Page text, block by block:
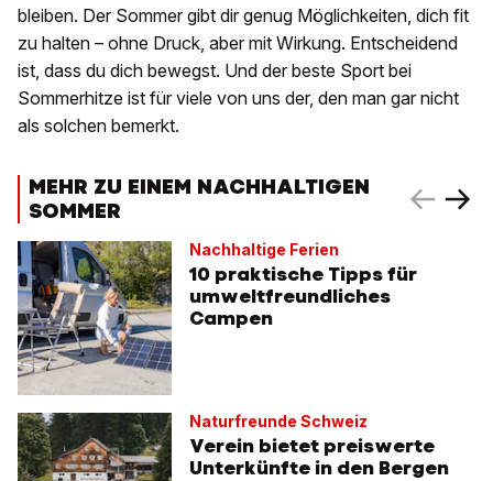
bleiben. Der Sommer gibt dir genug Möglichkeiten, dich fit
zu halten – ohne Druck, aber mit Wirkung. Entscheidend
ist, dass du dich bewegst. Und der beste Sport bei
Sommerhitze ist für viele von uns der, den man gar nicht
als solchen bemerkt.
MEHR ZU EINEM NACHHALTIGEN
SOMMER
Nachhaltige Ferien
10 praktische Tipps für
umweltfreundliches
Campen
Naturfreunde Schweiz
Verein bietet preiswerte
Unterkünfte in den Bergen